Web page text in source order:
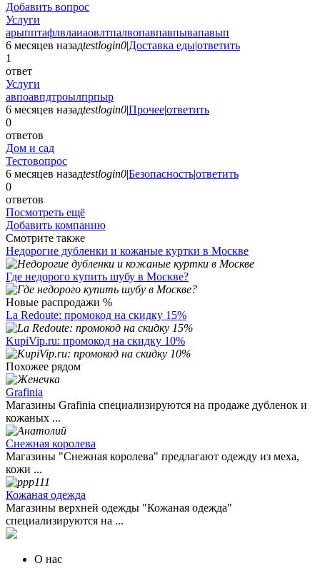
Добавить вопрос
Услуги
арыпптафлвлаиаовлтпалвопавпавпывапавып
6 месяцев назадtestlogin0|Доставка еды|ответить
1
ответ
Услуги
авпоавпдтроылпрпыр
6 месяцев назадtestlogin0|Прочее|ответить
0
ответов
Дом и сад
Тестовопрос
6 месяцев назадtestlogin0|Безопасность|ответить
0
ответов
Посмотреть ещё
Добавить компанию
Смотрите также
Недорогие дубленки и кожаные куртки в Москве
Где недорого купить шубу в Москве?
Новые распродажи %
La Redoute: промокод на скидку 15%
KupiVip.ru: промокод на скидку 10%
Похожее рядом
Grafinia
Магазины Grafinia специализируются на продаже дубленок и
кожаных ...
Снежная королева
Магазины "Снежная королева" предлагают одежду из меха,
кожи ...
Кожаная одежда
Магазины верхней одежды "Кожаная одежда"
специализируются на ...
О нас